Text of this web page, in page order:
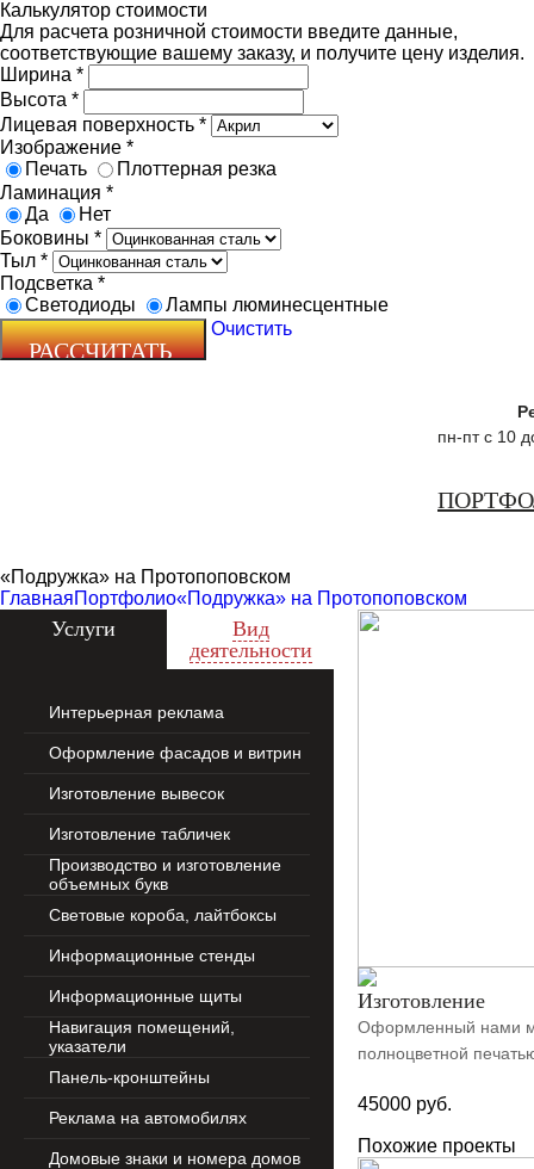
Калькулятор стоимости
Для расчета розничной стоимости введите данные,
соответствующие вашему заказу, и получите цену изделия.
Ширина *
Высота *
Лицевая поверхность *
Изображение *
Печать
Плоттерная резка
Ламинация *
Да
Нет
Боковины *
Тыл *
Подсветка *
Светодиоды
Лампы люминесцентные
Очистить
наружная
реклама
пн-пт с 10
«Подружка» на Протопоповском
ГлавнаяПортфолио«Подружка» на Протопоповском
Услуги
Вид
деятельности
Интерьерная реклама
Оформление фасадов и витрин
Изготовление вывесок
Изготовление табличек
Производство и изготовление
объемных букв
Световые короба, лайтбоксы
Информационные стенды
Информационные щиты
Навигация помещений,
указатели
Панель-кронштейны
Реклама на автомобилях
Домовые знаки и номера домов
Изготовление
Оформленный нами
полноцветной
45000 руб.
Похожие проекты